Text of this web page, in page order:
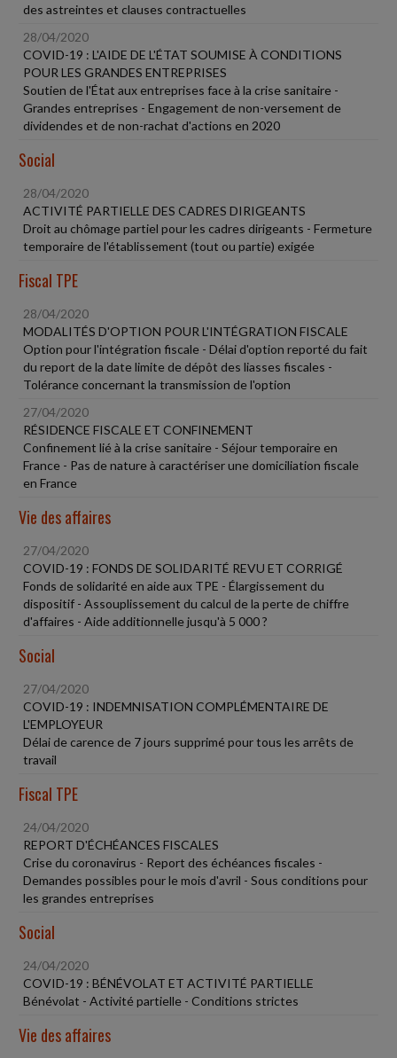
des astreintes et clauses contractuelles
28/04/2020
COVID-19 : L'AIDE DE L'ÉTAT SOUMISE À CONDITIONS
POUR LES GRANDES ENTREPRISES
Soutien de l'État aux entreprises face à la crise sanitaire -
Grandes entreprises - Engagement de non-versement de
dividendes et de non-rachat d'actions en 2020
Social
28/04/2020
ACTIVITÉ PARTIELLE DES CADRES DIRIGEANTS
Droit au chômage partiel pour les cadres dirigeants - Fermeture
temporaire de l'établissement (tout ou partie) exigée
Fiscal TPE
28/04/2020
MODALITÉS D'OPTION POUR L'INTÉGRATION FISCALE
Option pour l'intégration fiscale - Délai d'option reporté du fait
du report de la date limite de dépôt des liasses fiscales -
Tolérance concernant la transmission de l'option
27/04/2020
RÉSIDENCE FISCALE ET CONFINEMENT
Confinement lié à la crise sanitaire - Séjour temporaire en
France - Pas de nature à caractériser une domiciliation fiscale
en France
Vie des affaires
27/04/2020
COVID-19 : FONDS DE SOLIDARITÉ REVU ET CORRIGÉ
Fonds de solidarité en aide aux TPE - Élargissement du
dispositif - Assouplissement du calcul de la perte de chiffre
d'affaires - Aide additionnelle jusqu'à 5 000 ?
Social
27/04/2020
COVID-19 : INDEMNISATION COMPLÉMENTAIRE DE
L'EMPLOYEUR
Délai de carence de 7 jours supprimé pour tous les arrêts de
travail
Fiscal TPE
24/04/2020
REPORT D'ÉCHÉANCES FISCALES
Crise du coronavirus - Report des échéances fiscales -
Demandes possibles pour le mois d'avril - Sous conditions pour
les grandes entreprises
Social
24/04/2020
COVID-19 : BÉNÉVOLAT ET ACTIVITÉ PARTIELLE
Bénévolat - Activité partielle - Conditions strictes
Vie des affaires